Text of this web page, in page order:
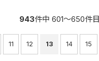
943件中 601〜650件目
11 12 13 14 15